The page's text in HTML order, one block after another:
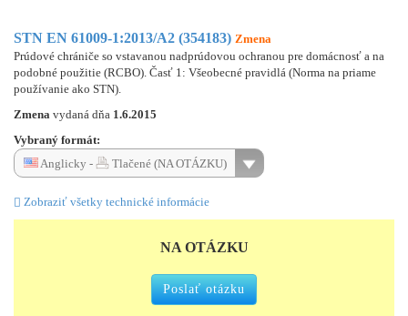
STN EN 61009-1:2013/A2 (354183) Zmena
Prúdové chrániče so vstavanou nadprúdovou ochranou pre domácnosť a na
podobné použitie (RCBO). Časť 1: Všeobecné pravidlá (Norma na priame
používanie ako STN).
Zmena vydaná dňa 1.6.2015
Vybraný formát:
Anglicky -
Tlačené (NA OTÁZKU)
Zobraziť všetky technické informácie
NA OTÁZKU
Poslať otázku